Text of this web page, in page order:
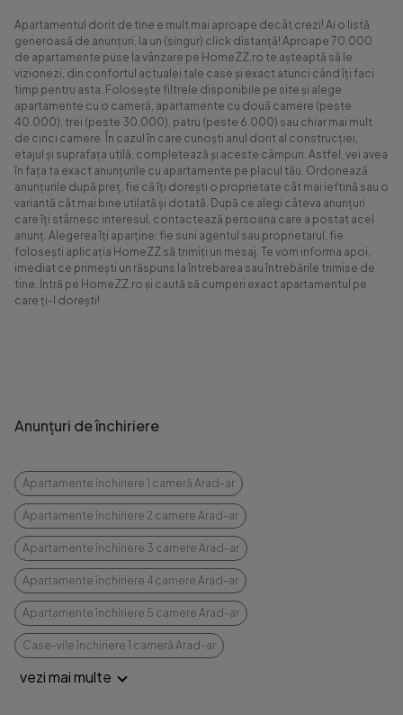
Apartamentul dorit de tine e mult mai aproape decât crezi! Ai o listă
generoasă de anunțuri, la un (singur) click distanță! Aproape 70.000
de apartamente puse la vânzare pe HomeZZ.ro te așteaptă să le
vizionezi, din confortul actualei tale case și exact atunci când îți faci
timp pentru asta. Folosește filtrele disponibile pe site și alege
apartamente cu o cameră, apartamente cu două camere (peste
40.000), trei (peste 30.000), patru (peste 6.000) sau chiar mai mult
de cinci camere. În cazul în care cunoști anul dorit al construcției,
etajul și suprafața utilă, completează și aceste câmpuri. Astfel, vei avea
în fața ta exact anunțurile cu apartamente pe placul tău. Ordonează
anunțurile după preț, fie că îți dorești o proprietate cât mai ieftină sau o
variantă cât mai bine utilată și dotată. După ce alegi câteva anunțuri
care îți stârnesc interesul, contactează persoana care a postat acel
anunț. Alegerea îți aparține: fie suni agentul sau proprietarul, fie
folosești aplicația HomeZZ să trimiți un mesaj. Te vom informa apoi,
imediat ce primești un răspuns la întrebarea sau întrebările trimise de
tine. Intră pe HomeZZ.ro și caută să cumperi exact apartamentul pe
care ți-l dorești!
Anunțuri de închiriere
Apartamente închiriere 1 cameră Arad-ar
Apartamente închiriere 2 camere Arad-ar
Apartamente închiriere 3 camere Arad-ar
Apartamente închiriere 4 camere Arad-ar
Apartamente închiriere 5 camere Arad-ar
Case-vile închiriere 1 cameră Arad-ar
vezi mai multe